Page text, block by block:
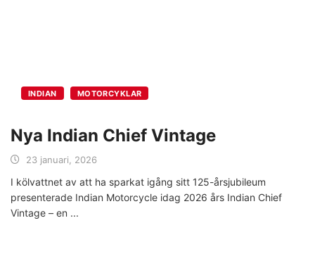
INDIAN MOTORCYKLAR
Nya Indian Chief Vintage
23 januari, 2026
I kölvattnet av att ha sparkat igång sitt 125-årsjubileum
presenterade Indian Motorcycle idag 2026 års Indian Chief
Vintage – en